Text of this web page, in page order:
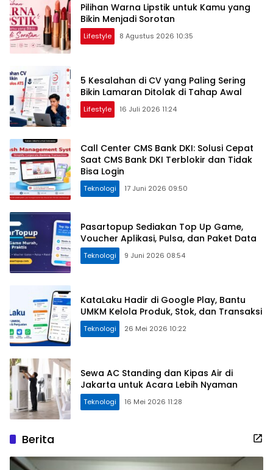
Pilihan Warna Lipstik untuk Kamu yang
Bikin Menjadi Sorotan
Lifestyle 8 Agustus 2026 10:35
5 Kesalahan di CV yang Paling Sering
Bikin Lamaran Ditolak di Tahap Awal
Lifestyle 16 Juli 2026 11:24
Call Center CMS Bank DKI: Solusi Cepat
Saat CMS Bank DKI Terblokir dan Tidak
Bisa Login
Teknologi 17 Juni 2026 09:50
Pasartopup Sediakan Top Up Game,
Voucher Aplikasi, Pulsa, dan Paket Data
Teknologi 9 Juni 2026 08:54
KataLaku Hadir di Google Play, Bantu
UMKM Kelola Produk, Stok, dan Transaksi
Teknologi 26 Mei 2026 10:22
Sewa AC Standing dan Kipas Air di
Jakarta untuk Acara Lebih Nyaman
Teknologi 16 Mei 2026 11:28
Berita